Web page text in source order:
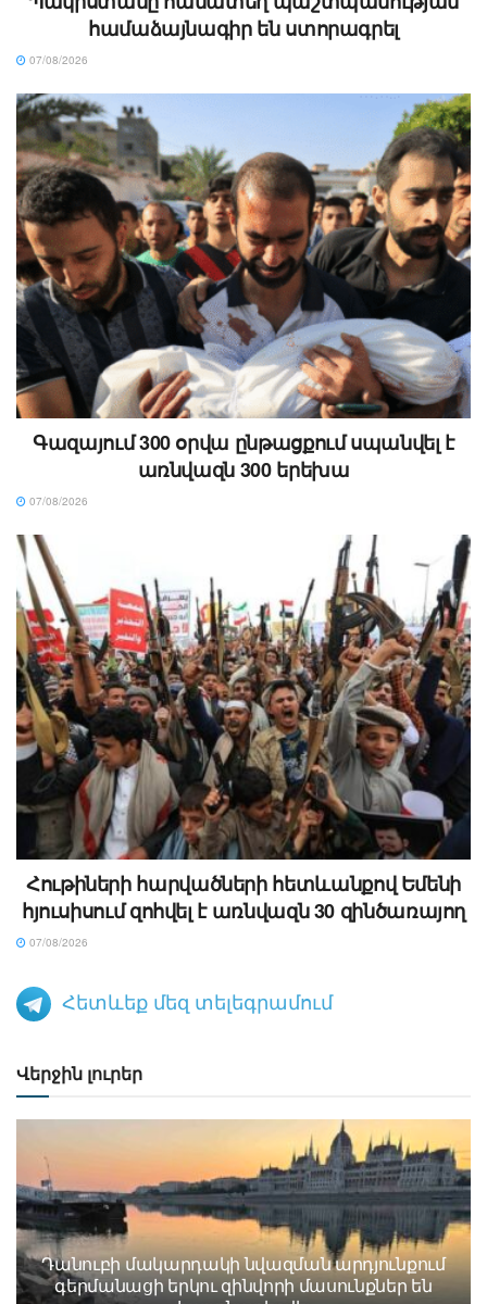
համաձայնագիր են ստորագրել
07/08/2026
Գազայում 300 օրվա ընթացքում սպանվել է
առնվազն 300 երեխա
07/08/2026
Հութիների հարվածների հետևանքով Եմենի
հյուսիսում զոհվել է առնվազն 30 զինծառայող
07/08/2026
Հետևեք մեզ տելեգրամում
Վերջին լուրեր
Դանուբի մակարդակի նվազման արդյունքում
գերմանացի երկու զինվորի մասունքներ են